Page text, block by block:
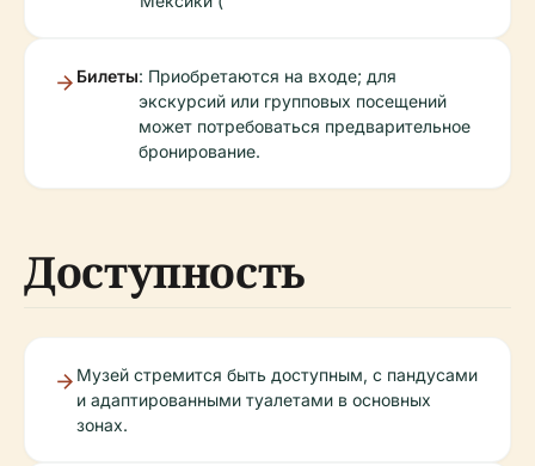
Билеты: Приобретаются на входе; для
экскурсий или групповых посещений
может потребоваться предварительное
бронирование.
Доступность
Музей стремится быть доступным, с пандусами
и адаптированными туалетами в основных
зонах.